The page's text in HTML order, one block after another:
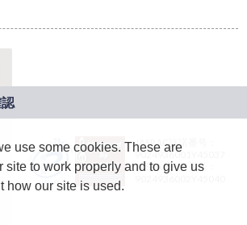
JASRAC許諾番号：
9024936001Y45037
JASRAC許諾番号：
use some cookies. These are
site to work properly and to give us
how our site is used.